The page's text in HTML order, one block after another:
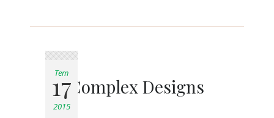
Tem
17
2015
Complex Designs